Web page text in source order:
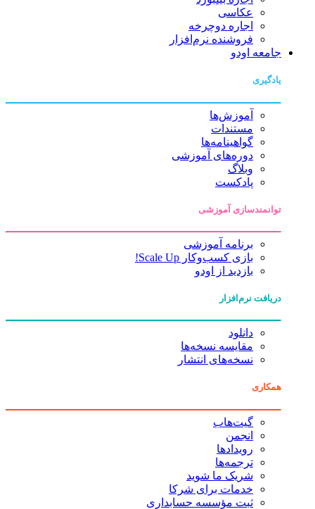
عکاسی
اجاره دوچرخه
فروشنده نرم‌افزار
جامعه اودو
یادگیری
آموزش‌ها
مستندات
گواهینامه‌ها
دوره‌های آموزشی
وبلاگ
پادکست
توانمندسازی آموزشی
برنامه آموزشی
بازی کسب‌وکار Scale Up!
بازدید از اودو
دریافت نرم‌افزار
دانلود
مقایسه نسخه‌ها
نسخه‌های انتشار
همکاری
گیت‌هاب
انجمن
رویدادها
ترجمه‌ها
شریک ما شوید
خدمات برای شرکا
ثبت مؤسسه حسابداری